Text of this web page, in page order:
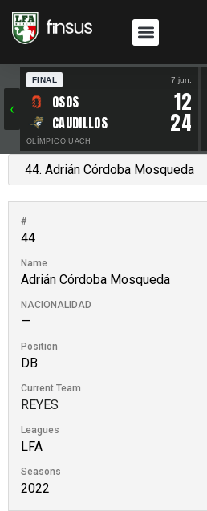
‹
FINAL 7 jun.
OSOS 12
CAUDILLOS 24
OLÍMPICO UACH
#
44
Name
Adrián Córdoba Mosqueda
NACIONALIDAD
—
Position
DB
Current Team
REYES
Leagues
LFA
Seasons
2022